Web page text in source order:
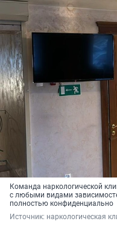
Команда наркологической
с любыми видами
полностью конфиденциально
Источник: наркологическая